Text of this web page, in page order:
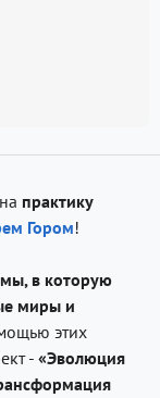
на практику
Гором!
в которую
миры и
этих
- «Эволюция